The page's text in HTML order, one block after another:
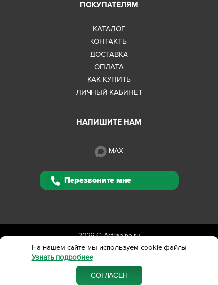
ПОКУПАТЕЛЯМ
КАТАЛОГ
КОНТАКТЫ
ДОСТАВКА
ОПЛАТА
КАК КУПИТЬ
ЛИЧНЫЙ КАБИНЕТ
НАПИШИТЕ НАМ
MAX
Перезвоните мне
2026 ©Astrapipe.ru
Полная версия сайта
Политика конфиденциальности
Вся представленная на сайте информация приведена
в ознакомительных целях и не является публичной офертой
На нашем сайте мы используем cookie файлы
Узнать подробнее
СОГЛАСЕН